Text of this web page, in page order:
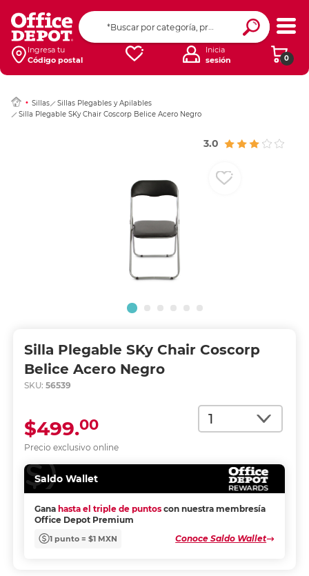
Ingresa tu
Código postal
0
Inicia
sesión
Sillas
Sillas Plegables y Apilables
Silla Plegable SKy Chair Coscorp Belice Acero Negro
3.0
Silla Plegable SKy Chair Coscorp
Belice Acero Negro
SKU: 56539
Cantidad
Precio exclusivo online
$499.00
Saldo Wallet
Gana hasta el triple de puntos con nuestra membresía
Office Depot Premium
1 punto = $1 MXN Conoce Saldo Wallet
Ingresar Codigo